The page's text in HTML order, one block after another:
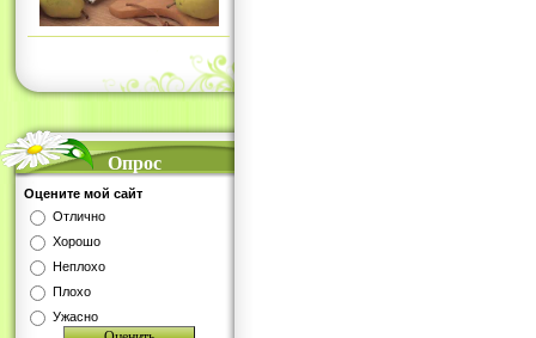
Опрос
Оцените мой сайт
Отлично
Хорошо
Неплохо
Плохо
Ужасно